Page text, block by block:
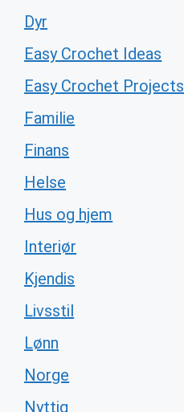
Dyr
Easy Crochet Ideas
Easy Crochet Projects
Familie
Finans
Helse
Hus og hjem
Interiør
Kjendis
Livsstil
Lønn
Norge
Nyttig